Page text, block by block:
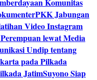
PKK Jabungan
Video Instagram
lewat Media
Undip tentang
pada Pilkada
JatimSuyono Siap